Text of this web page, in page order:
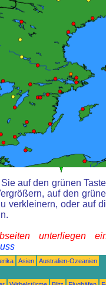
auf den grünen
auf den
verkleinern, oder auf
unterliegen
Asien
Australien-Ozeanien